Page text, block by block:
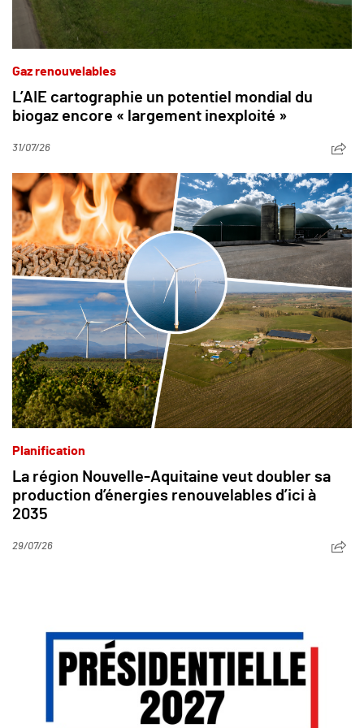
Gaz renouvelables
L’AIE cartographie un potentiel mondial du
biogaz encore « largement inexploité »
31/07/26
Planification
La région Nouvelle-Aquitaine veut doubler sa
production d’énergies renouvelables d’ici à
2035
29/07/26